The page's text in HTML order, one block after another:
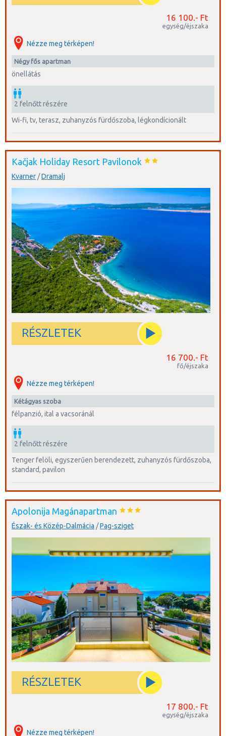
16 100.- Ft
egység/éjszaka
Nézze meg térképen!
négy fős apartman
önellátás
2 felnőtt részére
wi-fi, tv, terasz, zuhanyzós fürdőszoba, légkondícionált
Kačjak Holiday Resort Pavilonok
Kvarner/Dramalj
RÉSZLETEK
16 700.- Ft
fő/éjszaka
Nézze meg térképen!
kétágyas szoba
félpanzió, ital a vacsoránál
2 felnőtt részére
tenger felöli, egyszerűen berendezett, zuhanyzós fürdőszoba,
standard, pavilon
Apolonija Magánapartman
Észak- és Közép-Dalmácia /Pag-sziget
RÉSZLETEK
17 800.- Ft
egység/éjszaka
Nézze meg térképen!